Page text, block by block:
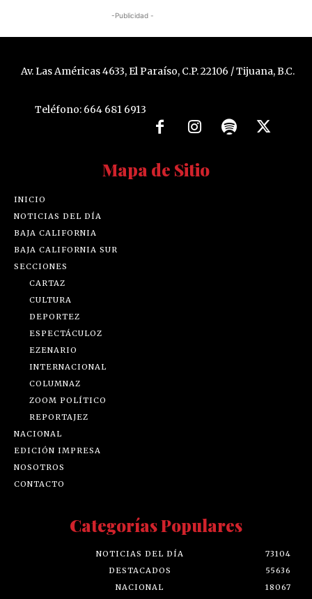
-Publicidad -
Av. Las Américas 4633, El Paraíso, C.P. 22106 / Tijuana, B.C.
Teléfono: 664 681 6913
Mapa de Sitio
INICIO
NOTICIAS DEL DÍA
BAJA CALIFORNIA
BAJA CALIFORNIA SUR
SECCIONES
CARTAZ
CULTURA
DEPORTEZ
ESPECTÁCULOZ
EZENARIO
INTERNACIONAL
COLUMNAZ
ZOOM POLÍTICO
REPORTAJEZ
NACIONAL
EDICIÓN IMPRESA
NOSOTROS
CONTACTO
Categorías Populares
NOTICIAS DEL DÍA
73104
DESTACADOS
55636
NACIONAL
18067